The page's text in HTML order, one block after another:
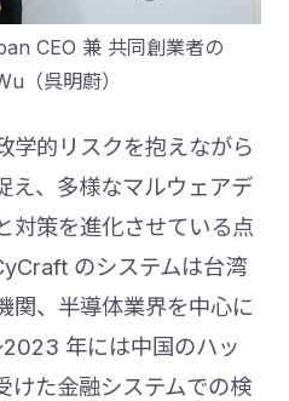
CEO 兼 共同創業者の
（呉明蔚）
的リスクを抱えながら
え、多様なマルウェアデ
対策を進化させている点
のシステムは台湾
関、半導体業界を中心に
年には中国のハッ
けた金融システムでの検